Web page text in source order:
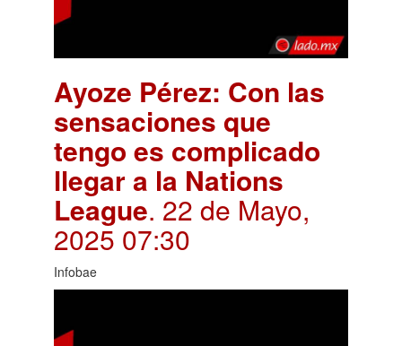
Ayoze Pérez: Con las
sensaciones que
tengo es complicado
llegar a la Nations
League. 22 de Mayo,
2025 07:30
Infobae